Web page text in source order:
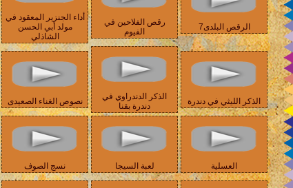
الرقص البلدى7
رقص الفلاحين في
الفيوم
أداء الجنزير المعقود في
مولد أبي الحسن
الشاذلي
الذكر الليثي في دندرة
الذكر الدندراوي في
دندرة بقنا
نصوص الغناء الصعيدى
العسلية لعبة السيجا نسج الصوف